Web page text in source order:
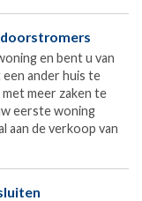
en bent u van
ander huis te
meer zaken te
eerste woning
aan de verkoop van